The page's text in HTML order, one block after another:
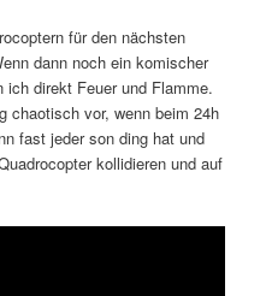
für den nächsten
dann noch ein komischer
direkt Feuer und Flamme.
chaotisch vor, wenn beim 24h
fast jeder son ding hat und
kollidieren und auf